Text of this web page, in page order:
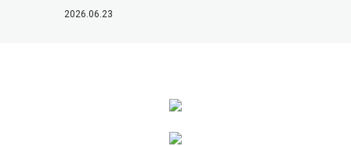
2026.06.23